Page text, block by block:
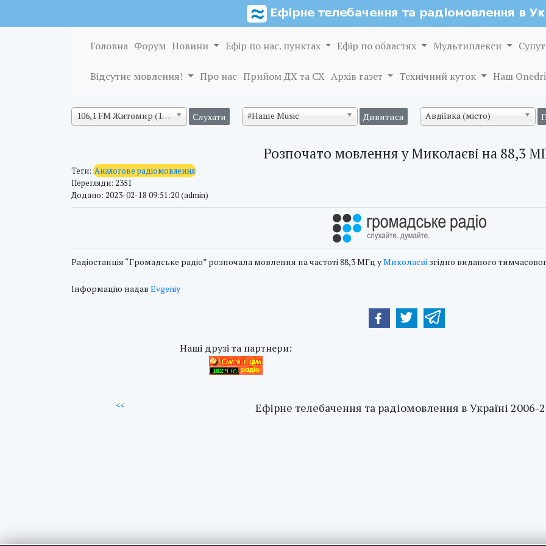
Головна Форум Новини Ефір по нас. пунктах Ефір по областях Мультиплекси
Відсутнє мовлення! Про нас Прийом ДХ та СХ Архів газет Технічний куток Наш
106,1 FM Житомир (128 кб/с) #Наше Music Авдіївка (місто)
Розпочато мовлення у Миколаєві на 88,3
Теги: Аналогове радіомовлення
Перегляди: 2351
Додано: 2023-02-18 09:51:20 (admin)
Радіостанція “Громадське радіо” розпочала мовлення на частоті 88,3 МГц уМиколаєві згідно виданого
Інформацію надав Evgeniy
Наші друзі та партнери:
<< Ефірне телебачення та радіомовлення в Україні 2006-